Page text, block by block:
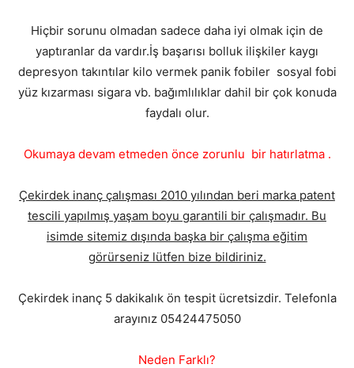
Hiçbir sorunu olmadan sadece daha iyi olmak için de
yaptıranlar da vardır.İş başarısı bolluk ilişkiler kaygı
depresyon takıntılar kilo vermek panik fobiler sosyal fobi
yüz kızarması sigara vb. bağımlılıklar dahil bir çok konuda
faydalı olur.
Okumaya devam etmeden önce zorunlu bir hatırlatma .
Çekirdek inanç çalışması 2010 yılından beri marka patent
tescili yapılmış yaşam boyu garantili bir çalışmadır. Bu
isimde sitemiz dışında başka bir çalışma eğitim
görürseniz lütfen bize bildiriniz.
Çekirdek inanç 5 dakikalık ön tespit ücretsizdir. Telefonla
arayınız 05424475050
Neden Farklı?